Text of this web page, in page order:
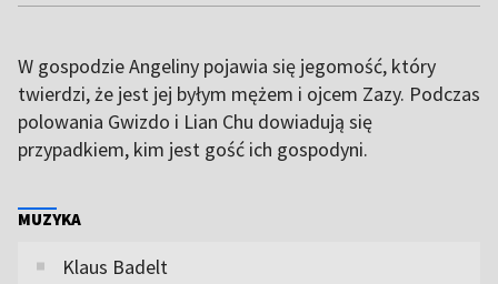
W gospodzie Angeliny pojawia się jegomość, który
twierdzi, że jest jej byłym mężem i ojcem Zazy. Podczas
polowania Gwizdo i Lian Chu dowiadują się
przypadkiem, kim jest gość ich gospodyni.
MUZYKA
Klaus Badelt